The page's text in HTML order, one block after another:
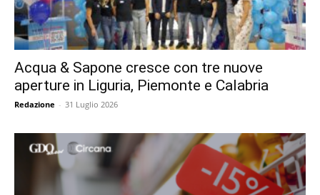
Acqua & Sapone cresce con tre nuove
aperture in Liguria, Piemonte e Calabria
Redazione - 31 Luglio 2026